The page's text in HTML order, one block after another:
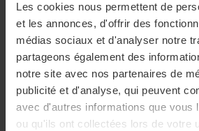
Les cookies nous permettent de
et les annonces, d'offrir des
médias sociaux et d'analyser notre
partageons également des
notre site avec nos partenaires de
publicité et d'analyse, qui peuvent
avec d'autres informations que vous
ou qu'ils ont collectées lors de votre
Développerune
et d’organisation dans
diversifiés et simultanés
une forte et efficiente